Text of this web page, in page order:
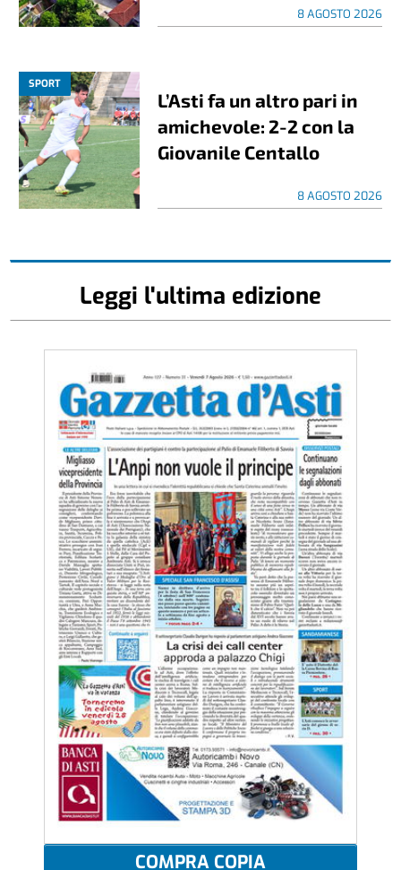
8 AGOSTO 2026
SPORT
L’Asti fa un altro pari in
amichevole: 2-2 con la
Giovanile Centallo
8 AGOSTO 2026
Leggi l'ultima edizione
COMPRA COPIA